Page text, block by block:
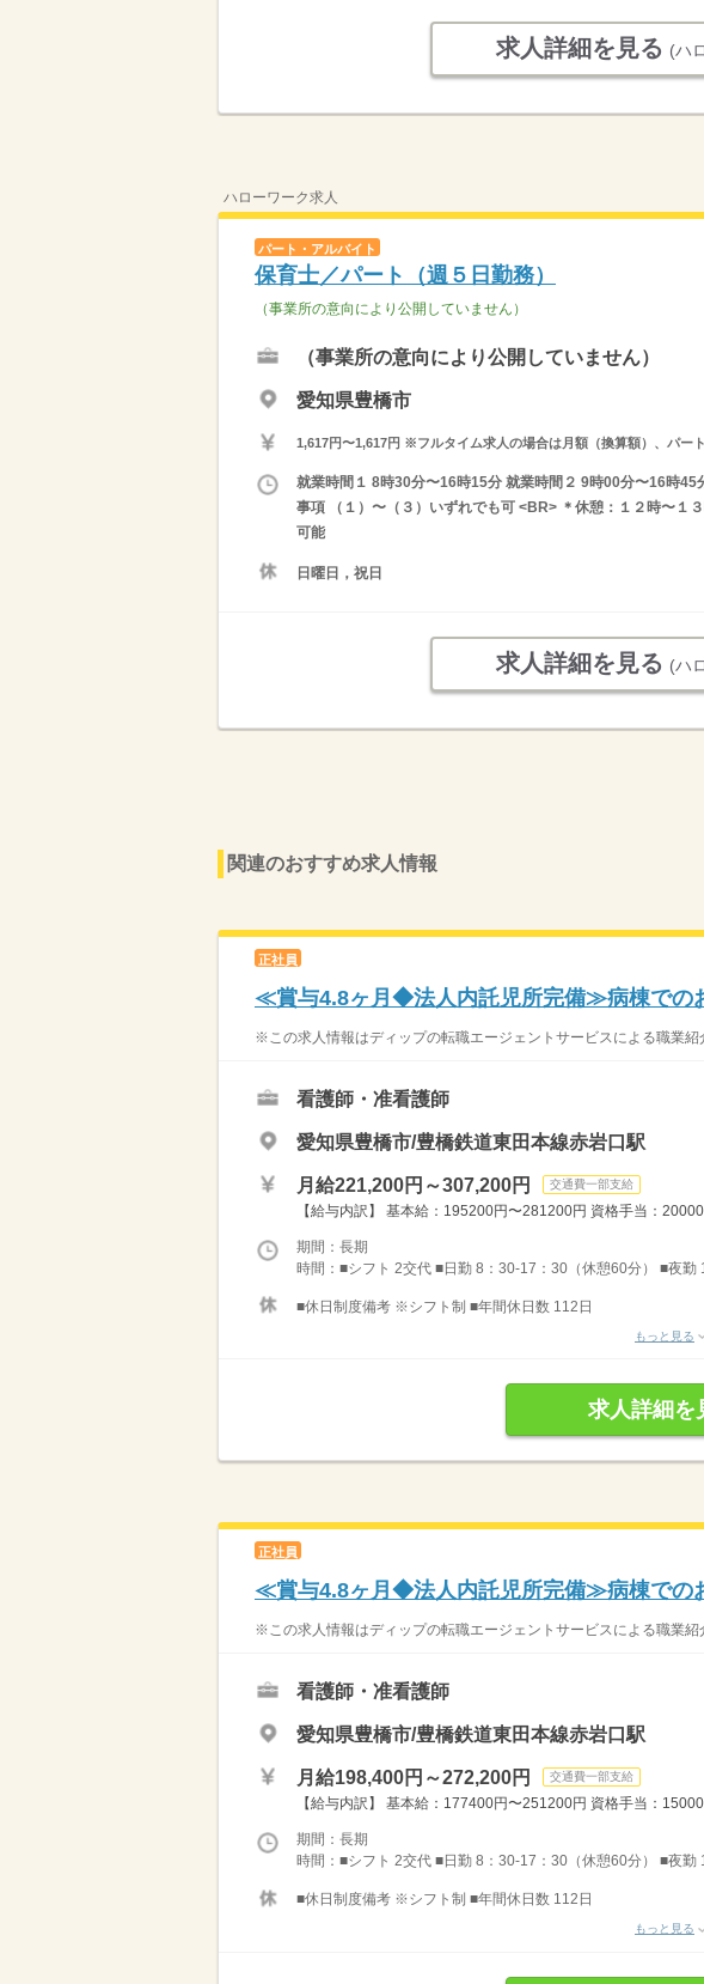
求人詳細を見る (ハ
ハローワーク求人
パート・アルバイト
保育士／パート（週５日勤務）
（事業所の意向により公開していません）
（事業所の意向により公開していません）
愛知県豊橋市
1,617円〜1,617円 ※フルタイム求人の場合は月額（換算額）、パー
就業時間１ 8時30分〜16時15分 就業時間２ 9時00分〜16時
事項 （１）〜（３）いずれでも可 <BR> ＊休憩：１２時〜１
可能
日曜日，祝日
求人詳細を見る (ハ
関連のおすすめ求人情報
正社員
≪賞与4.8ヶ月◆法人内託児所完備≫病棟での
※この求人情報はディップの転職エージェントサービスによる職業
看護師・准看護師
愛知県豊橋市/豊橋鉄道東田本線赤岩口駅
月給221,200円～307,200円 交通費一部支給
【給与内訳】 基本給：195200円〜281200円 資格手当：
期間：長期
時間：■シフト 2交代 ■日勤 8：30-17：30（休憩60分） ■夜
■休日制度備考 ※シフト制 ■年間休日数 112日
もっと見る
求人詳細を
正社員
≪賞与4.8ヶ月◆法人内託児所完備≫病棟での
※この求人情報はディップの転職エージェントサービスによる職業
看護師・准看護師
愛知県豊橋市/豊橋鉄道東田本線赤岩口駅
月給198,400円～272,200円 交通費一部支給
【給与内訳】 基本給：177400円〜251200円 資格手当：
期間：長期
時間：■シフト 2交代 ■日勤 8：30-17：30（休憩60分） ■夜
■休日制度備考 ※シフト制 ■年間休日数 112日
もっと見る